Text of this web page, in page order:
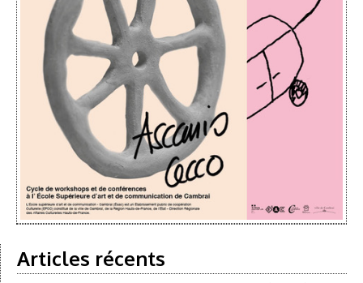
Articles récents